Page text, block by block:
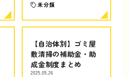
未分類
【自治体別】ゴミ屋
敷清掃の補助金・助
成金制度まとめ
2025.05.26